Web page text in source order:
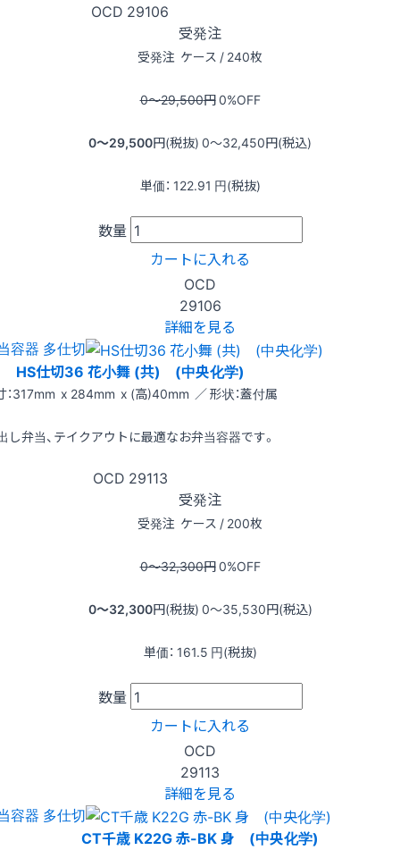
OCD 29106
受発注
受発注 ケース / 240枚
0〜29,500円0%OFF
0〜29,500円(税抜) 0〜32,450円(税込)
単価： 122.91 円(税抜)
数量
カートに入れる
OCD
29106
詳細を見る
容器 多仕切
HS仕切36 花小舞 (共) (中央化学)
：317mm x 284mm x (高)40mm ／ 形状：蓋付属
し弁当、テイクアウトに最適なお弁当容器です。
OCD 29113
受発注
受発注 ケース / 200枚
0〜32,300円0%OFF
0〜32,300円(税抜) 0〜35,530円(税込)
単価： 161.5 円(税抜)
数量
カートに入れる
OCD
29113
詳細を見る
容器 多仕切
CT千歳 K22G 赤-BK 身 (中央化学)